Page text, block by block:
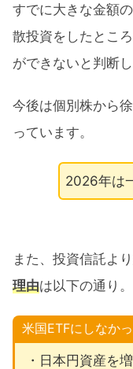
すでに大きな金額
散投資をしたとこ
ができないと判断し
今後は個別株から
っています。
2026年は
また、投資信託よ
理由は以下の通り。
米国ETFにしなか
・日本円資産を